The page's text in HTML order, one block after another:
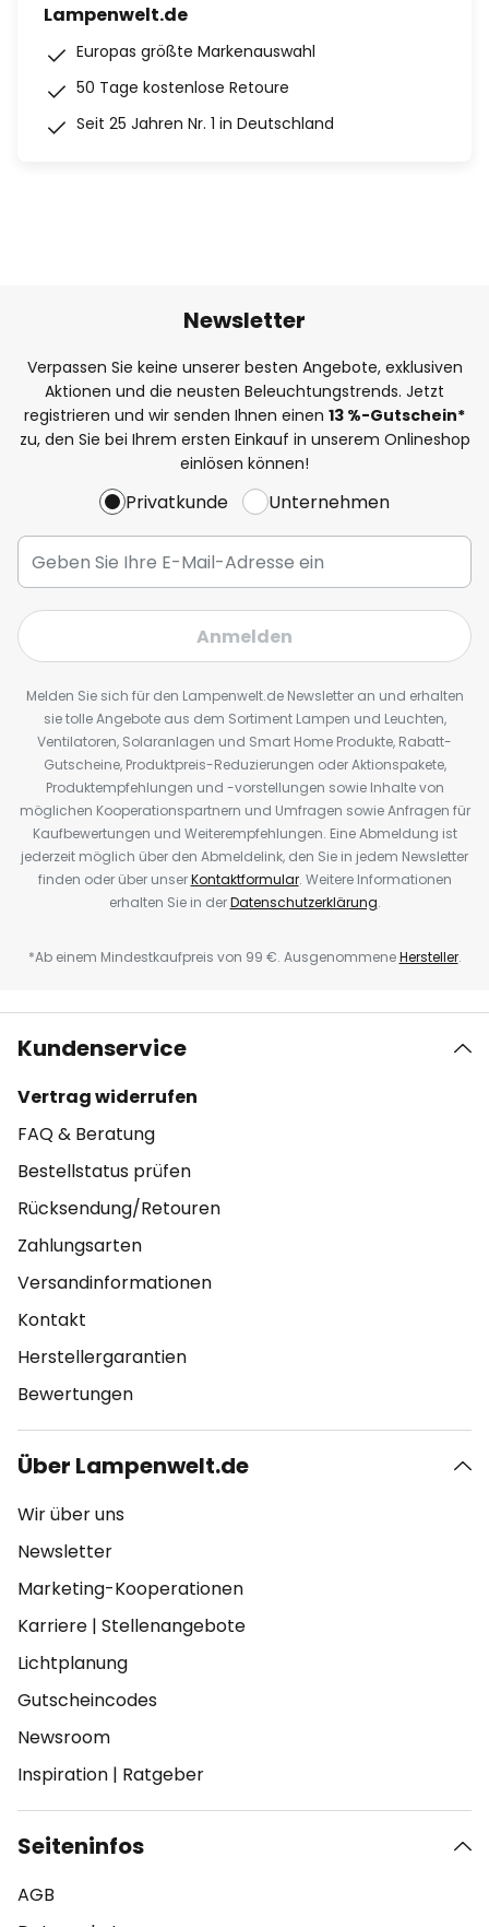
Lampenwelt.de
Europas größte Markenauswahl
50 Tage kostenlose Retoure
Seit 25 Jahren Nr. 1 in Deutschland
Newsletter
Verpassen Sie keine unserer besten Angebote, exklusiven
Aktionen und die neusten Beleuchtungstrends. Jetzt
registrieren und wir senden Ihnen einen 13 %-Gutschein*
zu, den Sie bei Ihrem ersten Einkauf in unserem Onlineshop
einlösen können!
Privatkunde Unternehmen
Anmelden
Melden Sie sich für den Lampenwelt.de Newsletter an und erhalten
sie tolle Angebote aus dem Sortiment Lampen und Leuchten,
Ventilatoren, Solaranlagen und Smart Home Produkte, Rabatt-
Gutscheine, Produktpreis-Reduzierungen oder Aktionspakete,
Produktempfehlungen und -vorstellungen sowie Inhalte von
möglichen Kooperationspartnern und Umfragen sowie Anfragen für
Kaufbewertungen und Weiterempfehlungen. Eine Abmeldung ist
jederzeit möglich über den Abmeldelink, den Sie in jedem Newsletter
finden oder über unserKontaktformular. Weitere Informationen
erhalten Sie in derDatenschutzerklärung.
*Ab einem Mindestkaufpreis von 99 €. AusgenommeneHersteller.
Kundenservice
Vertrag widerrufen
FAQ & Beratung
Bestellstatus prüfen
Rücksendung/Retouren
Zahlungsarten
Versandinformationen
Kontakt
Herstellergarantien
Bewertungen
Über Lampenwelt.de
Wir über uns
Newsletter
Marketing-Kooperationen
Karriere | Stellenangebote
Lichtplanung
Gutscheincodes
Newsroom
Inspiration | Ratgeber
Seiteninfos
AGB